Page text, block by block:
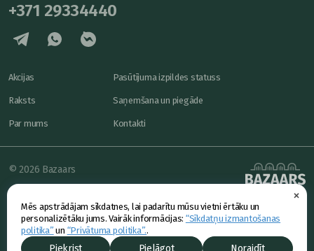
×
Mēs apstrādājam sīkdatnes, lai padarītu mūsu vietni ērtāku un
personalizētāku jums. Vairāk informācijas: “Sīkdatņu izmantošanas
politika” un “Privātuma politika”..
Piekrist Pielāgot Noraidīt
+371 29334440
Akcijas
Raksts
Par mums
Pasūtījuma izpildes statuss
Saņemšana un piegāde
Kontakti
powered by
© 2026 Bazaars
Konfidencialitāte
Piedāvājums